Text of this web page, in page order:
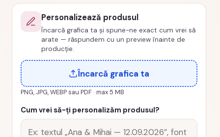
cod
PRZ-
0036-
MAJORAT
Personalizează produsul
Încarcă grafica ta și spune-ne exact cum vrei să
arate — răspundem cu un preview înainte de
producție.
Încarcă grafica ta
PNG, JPG, WEBP sau PDF · max 5 MB
Cum vrei să-ți personalizăm produsul?